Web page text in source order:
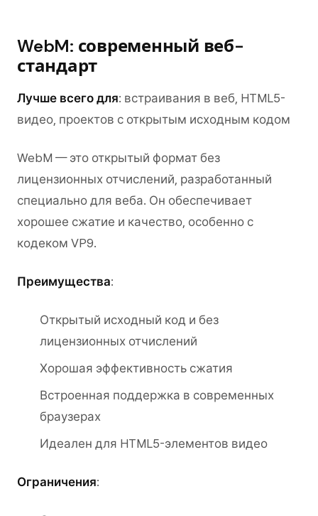
WebM: современный веб-
стандарт
Лучше всего для: встраивания в веб, HTML5-
видео, проектов с открытым исходным кодом
WebM — это открытый формат без
лицензионных отчислений, разработанный
специально для веба. Он обеспечивает
хорошее сжатие и качество, особенно с
кодеком VP9.
Преимущества:
Открытый исходный код и без
лицензионных отчислений
Хорошая эффективность сжатия
Встроенная поддержка в современных
браузерах
Идеален для HTML5-элементов видео
Ограничения: